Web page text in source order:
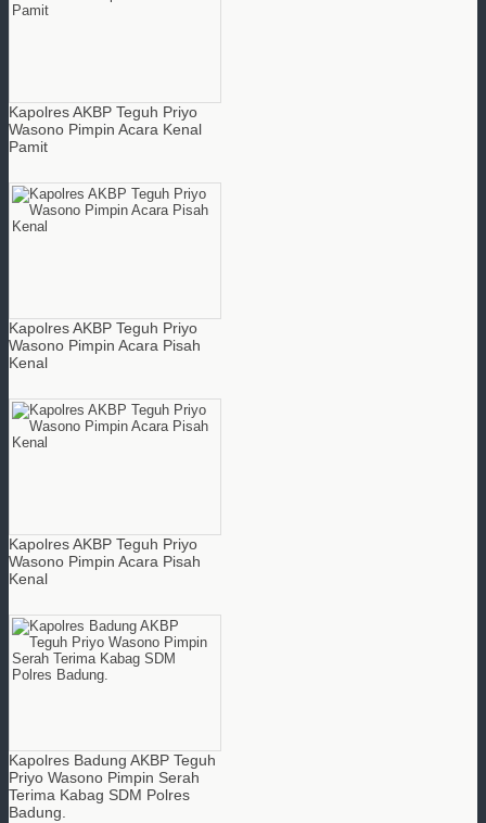
Kapolres AKBP Teguh Priyo
Wasono Pimpin Acara Kenal
Pamit
Kapolres AKBP Teguh Priyo
Wasono Pimpin Acara Pisah
Kenal
Kapolres AKBP Teguh Priyo
Wasono Pimpin Acara Pisah
Kenal
Kapolres Badung AKBP Teguh
Priyo Wasono Pimpin Serah
Terima Kabag SDM Polres
Badung.